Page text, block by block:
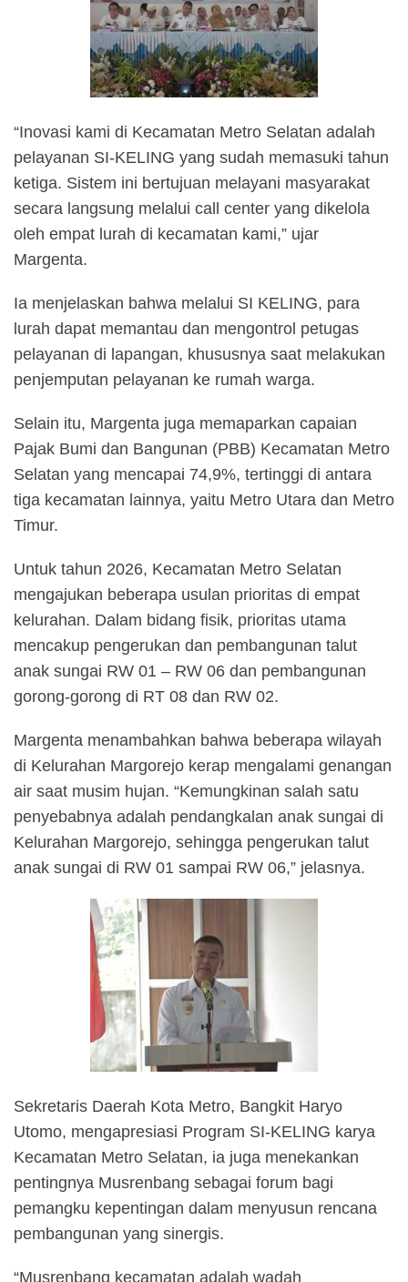
“Inovasi kami di Kecamatan Metro Selatan adalah
pelayanan SI-KELING yang sudah memasuki tahun
ketiga. Sistem ini bertujuan melayani masyarakat
secara langsung melalui call center yang dikelola
oleh empat lurah di kecamatan kami,” ujar
Margenta.
Ia menjelaskan bahwa melalui SI KELING, para
lurah dapat memantau dan mengontrol petugas
pelayanan di lapangan, khususnya saat melakukan
penjemputan pelayanan ke rumah warga.
Selain itu, Margenta juga memaparkan capaian
Pajak Bumi dan Bangunan (PBB) Kecamatan Metro
Selatan yang mencapai 74,9%, tertinggi di antara
tiga kecamatan lainnya, yaitu Metro Utara dan Metro
Timur.
Untuk tahun 2026, Kecamatan Metro Selatan
mengajukan beberapa usulan prioritas di empat
kelurahan. Dalam bidang fisik, prioritas utama
mencakup pengerukan dan pembangunan talut
anak sungai RW 01 – RW 06 dan pembangunan
gorong-gorong di RT 08 dan RW 02.
Margenta menambahkan bahwa beberapa wilayah
di Kelurahan Margorejo kerap mengalami genangan
air saat musim hujan. “Kemungkinan salah satu
penyebabnya adalah pendangkalan anak sungai di
Kelurahan Margorejo, sehingga pengerukan talut
anak sungai di RW 01 sampai RW 06,” jelasnya.
Sekretaris Daerah Kota Metro, Bangkit Haryo
Utomo, mengapresiasi Program SI-KELING karya
Kecamatan Metro Selatan, ia juga menekankan
pentingnya Musrenbang sebagai forum bagi
pemangku kepentingan dalam menyusun rencana
pembangunan yang sinergis.
“Musrenbang kecamatan adalah wadah